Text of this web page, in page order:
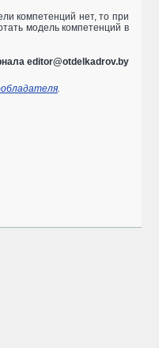
компетенций нет, то при
модель компетенций в
editor@otdelkadrov.by
.